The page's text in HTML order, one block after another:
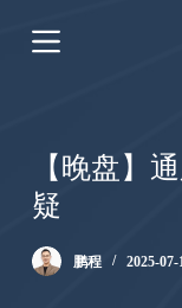
跳
过
【晚盘】
疑
鹏程 2025-